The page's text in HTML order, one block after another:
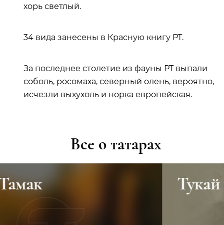
хорь светлый.
34 вида занесены в Красную книгу РТ.
За последнее столетие из фауны РТ выпали
соболь, росомаха, северный олень, вероятно,
исчезли выхухоль и норка европейская.
Все о татарах
Тукай Габдулла